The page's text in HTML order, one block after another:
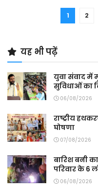
1 2
यह भी पढ़ें
युवा संवाद में
सुविधाओं का
06/08/2026
राष्ट्रीय
घोषणा
07/08/2026
बारिश बनी
परिवार के 6
06/08/2026